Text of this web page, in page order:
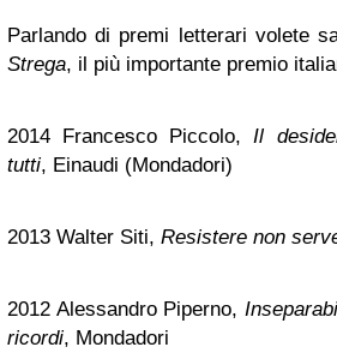
Parlando di premi letterari volete
Strega, il più importante premio
2014 Francesco Piccolo,Il
tutti, Einaudi (Mondadori)
2013 Walter Siti, Resistere non
2012 Alessandro Piperno,
ricordi, Mondadori